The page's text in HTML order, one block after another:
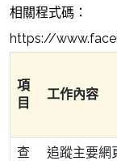
相關程式碼：
https://
項
目
工作內容
查
追蹤主要網